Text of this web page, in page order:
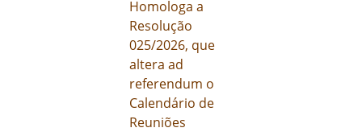
Homologa a
Resolução
025/2026, que
altera ad
referendum o
Calendário de
Reuniões